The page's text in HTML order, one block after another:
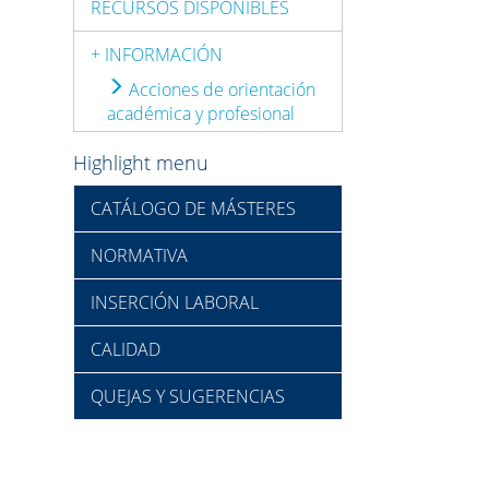
RECURSOS DISPONIBLES
+ INFORMACIÓN
Acciones de orientación
académica y profesional
Highlight menu
CATÁLOGO DE MÁSTERES
NORMATIVA
INSERCIÓN LABORAL
CALIDAD
QUEJAS Y SUGERENCIAS